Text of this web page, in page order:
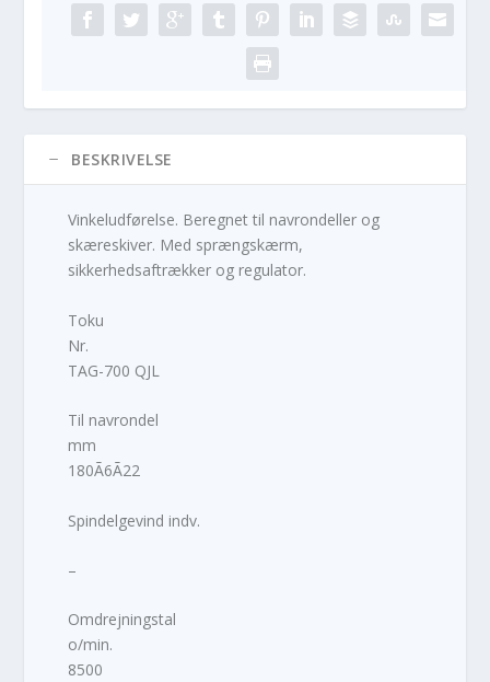
BESKRIVELSE
Vinkeludførelse. Beregnet til navrondeller og
skæreskiver. Med sprængskærm,
sikkerhedsaftrækker og regulator.
Toku
Nr.
TAG-700 QJL
Til navrondel
mm
180Ã6Ã22
Spindelgevind indv.
–
Omdrejningstal
o/min.
8500